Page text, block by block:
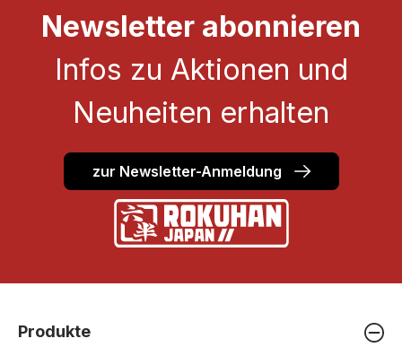
Newsletter abonnieren
Infos zu Aktionen und
Neuheiten erhalten
zur Newsletter-Anmeldung
Produkte